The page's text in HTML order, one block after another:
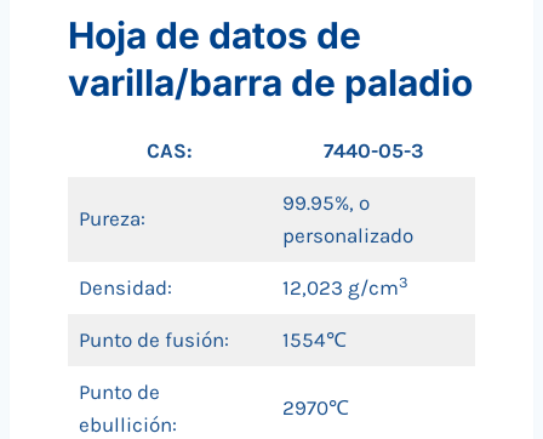
Hoja de datos de
varilla/barra de paladio
CAS: 7440-05-3
Pureza:
99.95%, o
personalizado
Densidad: 12,023 g/cm3
Punto de fusión: 1554℃
Punto de
ebullición:
2970℃